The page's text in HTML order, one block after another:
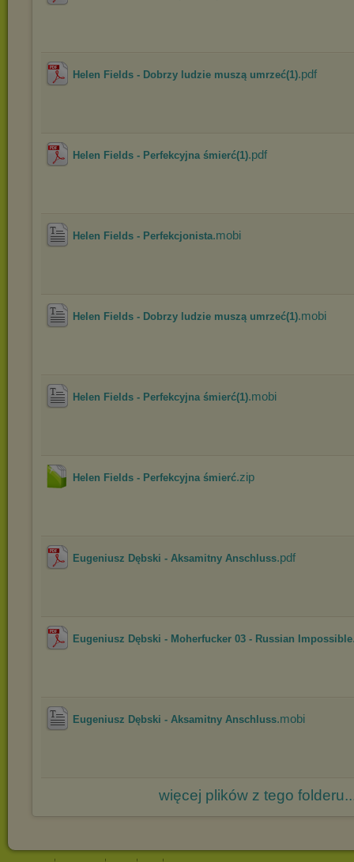
Helen Fields - Dobrzy ludzie muszą umrzeć(1).pdf
Helen Fields - Perfekcyjna śmierć(1).pdf
Helen Fields - Perfekcjonista.mobi
Helen Fields - Dobrzy ludzie muszą umrzeć(1).mobi
Helen Fields - Perfekcyjna śmierć(1).mobi
Helen Fields - Perfekcyjna śmierć.zip
Eugeniusz Dębski - Aksamitny Anschluss.pdf
Eugeniusz Dębski - Moherfucker 03 - Russian Impossible
Eugeniusz Dębski - Aksamitny Anschluss.mobi
więcej plików z tego